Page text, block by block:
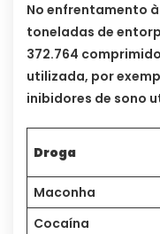
No enfrentamento
toneladas de
372.764
utilizada, por
inibidores de sono
Droga
Maconha
Cocaína